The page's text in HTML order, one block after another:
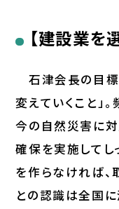
【建設業を
石津会長の目標
変えていくこと」
今の自然災害に対
確保を実施して
を作らなければ、
との認識は全国に